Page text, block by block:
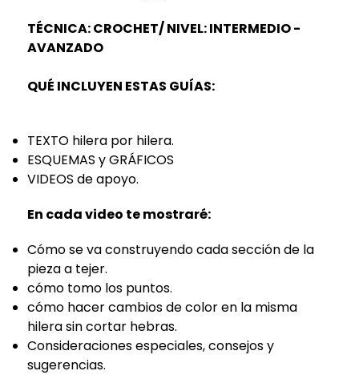
TÉCNICA: CROCHET/ NIVEL: INTERMEDIO -
AVANZADO
QUÉ INCLUYEN ESTAS GUÍAS:
TEXTO hilera por hilera.
ESQUEMAS y GRÁFICOS
VIDEOS de apoyo.
En cada video te mostraré:
Cómo se va construyendo cada sección de la
pieza a tejer.
cómo tomo los puntos.
cómo hacer cambios de color en la misma
hilera sin cortar hebras.
Consideraciones especiales, consejos y
sugerencias.